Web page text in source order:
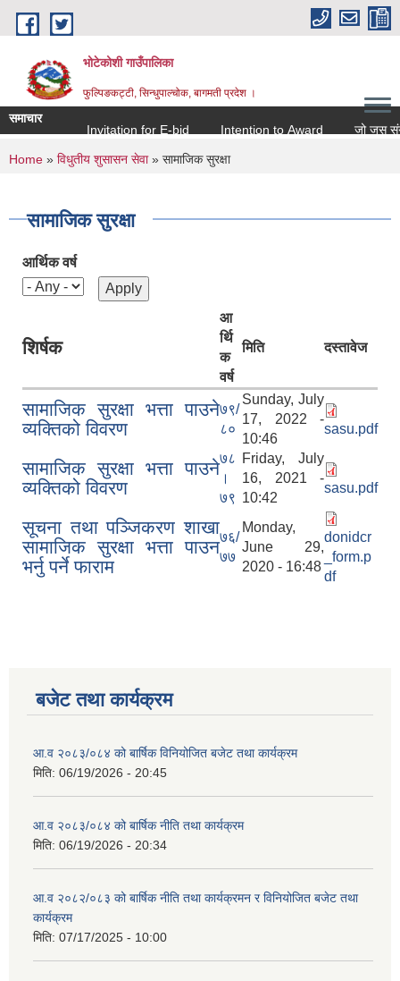
Skip to main content
भोटेकोशी गाउँपालिका
फुल्पिङकट्टी, सिन्धुपाल्चोक, बागमती प्रदेश ।
समाचार
Invitation for E-bid
Intention to Award जो जस संग
You are here
Home » विधुतीय शुसासन सेवा» सामाजिक सुरक्षा
सामाजिक सुरक्षा
आर्थिक वर्ष
शिर्षक
आ
र्थि
क
वर्ष
मिति दस्तावेज
सामाजिक सुरक्षा भत्ता पाउने
व्यक्तिको विवरण
७९/
८०
Sunday, July
17, 2022 -
10:46
sasu.pdf
सामाजिक सुरक्षा भत्ता पाउने
व्यक्तिको विवरण
७८
।
७९
Friday, July
16, 2021 -
10:42
sasu.pdf
सूचना तथा पञ्जिकरण शाखा
सामाजिक सुरक्षा भत्ता पाउन
भर्नु पर्ने फाराम
७६/
७७
Monday,
June 29,
2020 - 16:48
donidcr
_form.p
df
बजेट तथा कार्यक्रम
आ.व २०८३/०८४ को बार्षिक विनियोजित बजेट तथा कार्यक्रम
मिति: 06/19/2026 - 20:45
आ.व २०८३/०८४ को बार्षिक नीति तथा कार्यक्रम
मिति: 06/19/2026 - 20:34
आ.व २०८२/०८३ को बार्षिक नीति तथा कार्यक्रमन र विनियोजित बजेट तथा
कार्यक्रम
मिति: 07/17/2025 - 10:00